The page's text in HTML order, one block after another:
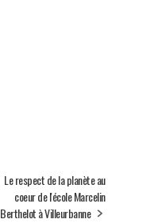
Le respect de la planète au
coeur de l'école Marcelin
Berthelot à Villeurbanne